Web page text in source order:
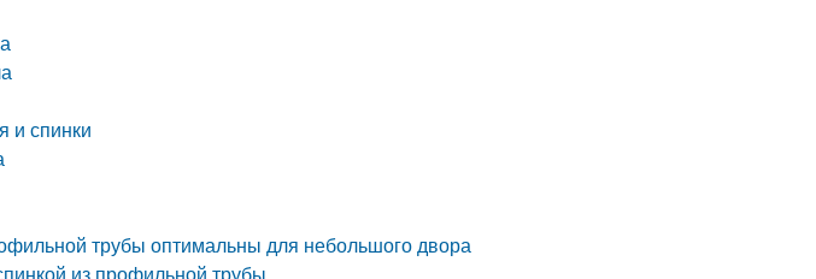
и спинки
трубы оптимальны для небольшого двора